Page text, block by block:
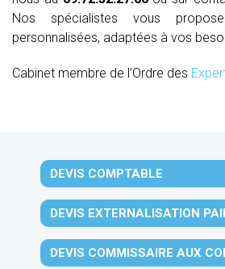
Nos spécialistes vous
personnalisées, adaptées à vos
Cabinet membre de l’Ordre des
DEVIS COMPTABLE
DEVIS EXTERNALISATION
DEVIS COMMISSAIRE AUX